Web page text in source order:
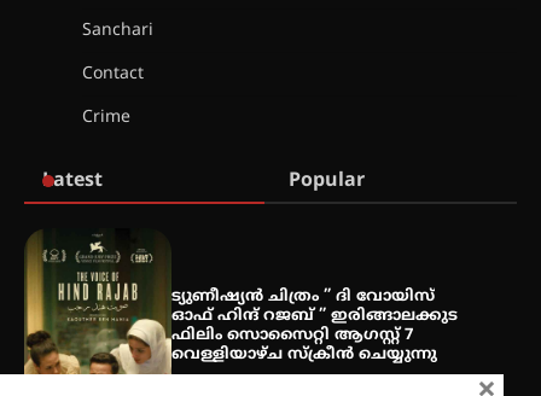
അവധി
എം.ജി. യൂണിവേഴ്‌സിറ്റിയിൽ നിന്ന്
Sanchari
Contact
Crime
Latest Popular
ട്യുണീഷ്യൻ ചിത്രം ” ദി വോയിസ്
ഓഫ് ഹിന്ദ് റജബ് ” ഇരിങ്ങാലക്കുട
ഫിലിം സൊസൈറ്റി ആഗസ്റ്റ് 7
വെള്ളിയാഴ്ച സ്‌ക്രീൻ ചെയ്യുന്നു